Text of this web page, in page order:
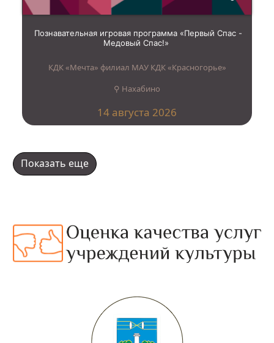
Познавательная игровая программа «Первый Спас -
Медовый Спас!»
КДК «Мечта» филиал МАУ КДК «Красногорье»
⚲ Нахабино
14 августа 2026
Показать еще